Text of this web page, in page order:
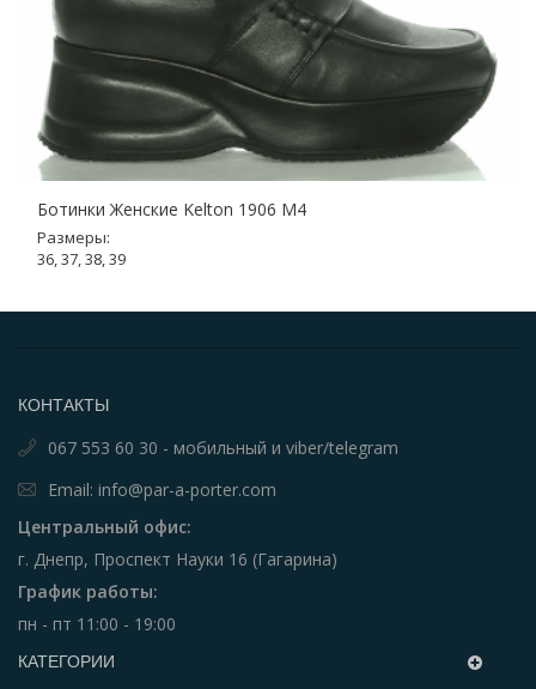
Ботинки Женские Kelton 1906 М4
Размеры:
36, 37, 38, 39
КОНТАКТЫ
067 553 60 30 - мобильный и viber/telegram
Email: info@par-a-porter.com
Центральный офис:
г. Днепр, Проспект Науки 16 (Гагарина)
График работы:
пн - пт 11:00 - 19:00
КАТЕГОРИИ